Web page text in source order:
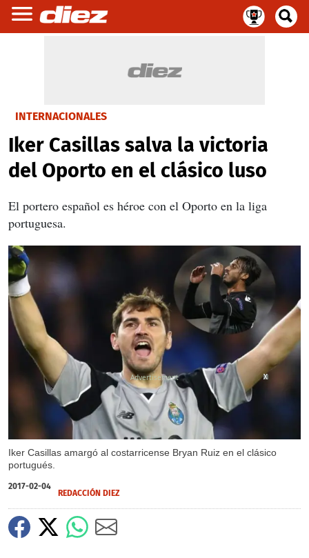
INTERNACIONALES
Iker Casillas salva la victoria
del Oporto en el clásico luso
El portero español es héroe con el Oporto en la liga
portuguesa.
Iker Casillas amargó al costarricense Bryan Ruiz en el clásico
portugués.
X
X
2017-02-04
REDACCIÓN DIEZ